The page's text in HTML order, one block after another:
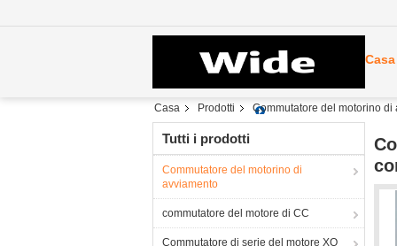
Casa
Casa Prodotti Commutatore del motorino di
Tutti i prodotti
Commutatore del motorino di
avviamento
commutatore del motore di CC
Commutatore di serie del motore XQ